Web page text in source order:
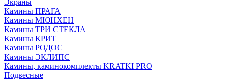
Экраны
Камины ПРАГА
Камины МЮНХЕН
Камины ТРИ СТЕКЛА
Камины КРИТ
Камины РОДОС
Камины ЭКЛИПС
Камины, каминокомплекты KRATKI PRO
Подвесные